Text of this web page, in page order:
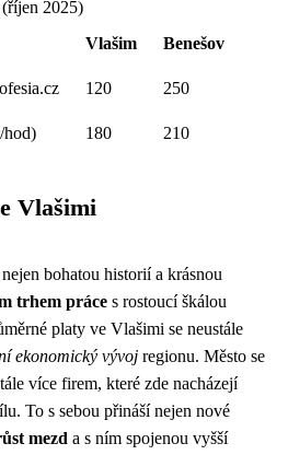
(říjen 2025)
Vlašim Benešov
120 250
hod) 180 210
Vlašimi
bohatou historií a krásnou
trhem práce s rostoucí škálou
platy ve Vlašimi se neustále
ekonomický vývoj regionu. Město se
více firem, které zde nacházejí
To s sebou přináší nejen nové
mezd a s ním spojenou vyšší